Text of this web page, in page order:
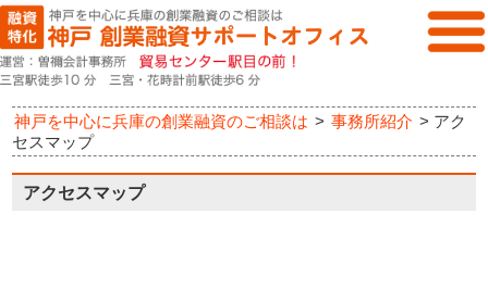
神戸を中心に兵庫の創業融資のご相談は > 事務所紹介 > アク
セスマップ
アクセスマップ